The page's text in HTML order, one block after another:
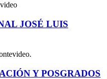
JOSÉ LUIS
Y POSGRADOS